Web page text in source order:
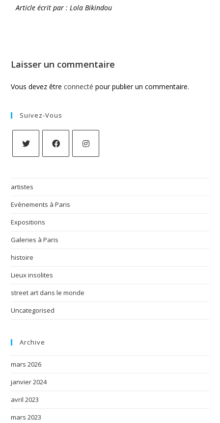
Article écrit par : Lola Bikindou
Laisser un commentaire
Vous devez êtreconnecté pour publier un commentaire.
Suivez-Vous
artistes
Evènements à Paris
Expositions
Galeries à Paris
histoire
Lieux insolites
street art dans le monde
Uncategorised
Archive
mars 2026
janvier 2024
avril 2023
mars 2023